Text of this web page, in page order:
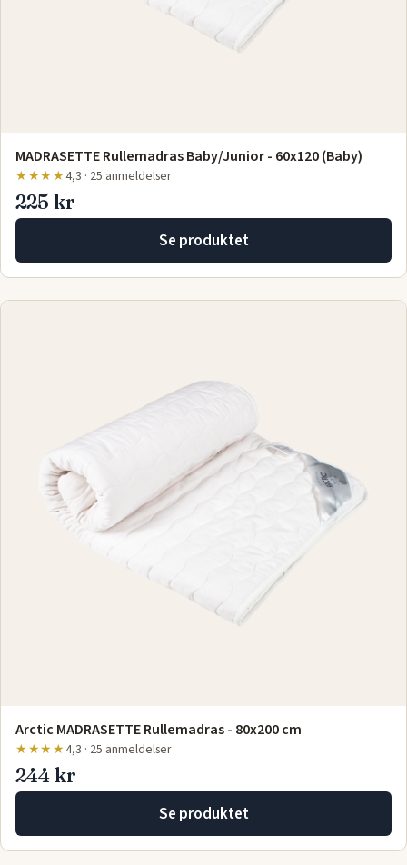
MADRASETTE Rullemadras Baby/Junior - 60x120 (Baby)
★★★★4,3 · 25 anmeldelser
225 kr
Se produktet
Arctic MADRASETTE Rullemadras - 80x200 cm
★★★★4,3 · 25 anmeldelser
244 kr
Se produktet